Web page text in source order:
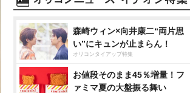
森崎ウィン×向井康二“両片思
い”にキュンが止まらん！
オリコンタイアップ特集
お値段そのまま45％増量！フ
ァミマ夏の大盤振る舞い